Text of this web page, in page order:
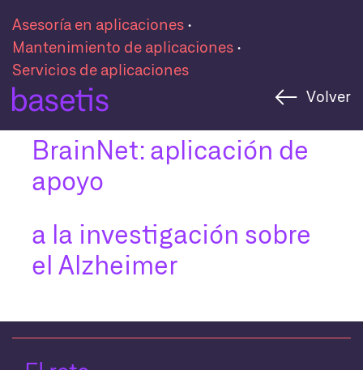
to
content
Asesoría en aplicaciones ·
Mantenimiento de aplicaciones ·
Servicios de aplicaciones
Volver
Caso de éxito
BrainNet: aplicación de
apoyo
a la investigación sobre
el Alzheimer